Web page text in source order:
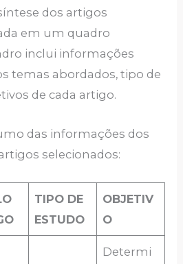
dos artigos
em um quadro
inclui informações
temas abordados, tipo de
de cada artigo.
das informações dos
selecionados:
TIPO DE
ESTUDO
OBJETIV
O
Determi